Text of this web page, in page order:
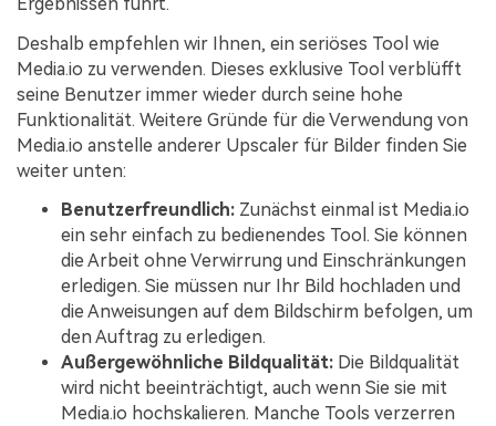
Deshalb empfehlen wir Ihnen, ein seriöses Tool wie
Media.io zu verwenden. Dieses exklusive Tool verblüfft
seine Benutzer immer wieder durch seine hohe
Funktionalität. Weitere Gründe für die Verwendung von
Media.io anstelle anderer Upscaler für Bilder finden Sie
weiter unten:
Benutzerfreundlich: Zunächst einmal ist Media.io
ein sehr einfach zu bedienendes Tool. Sie können
die Arbeit ohne Verwirrung und Einschränkungen
erledigen. Sie müssen nur Ihr Bild hochladen und
die Anweisungen auf dem Bildschirm befolgen, um
den Auftrag zu erledigen.
Außergewöhnliche Bildqualität: Die Bildqualität
wird nicht beeinträchtigt, auch wenn Sie sie mit
Media.io hochskalieren. Manche Tools verzerren